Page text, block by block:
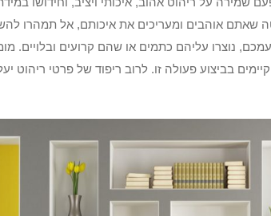
שאתם אוהבים ומעריכים את איכותם, אל תמהרו
נוצרו עליהם כתמים או שהם קרועים ובלויים.
בביצוע פעולה זו. לרוב ריפוד של פרטי ריהוט